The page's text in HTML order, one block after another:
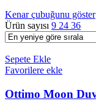
Kenar çubuğunu göster
Ürün sayısı 9 24 36
Sepete Ekle
Favorilere ekle
Ottimo Moon